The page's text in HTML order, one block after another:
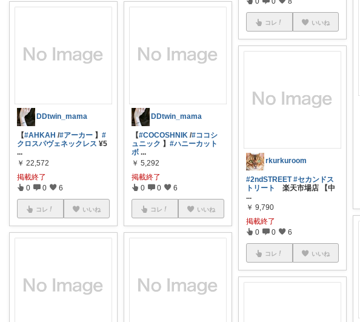
DDtwin_mama
【#AHKAH /#アーカー 】 #
クロスパヴェネックレス ¥5
...
￥ 22,572
掲載終了
0 0 6
コレ いいね
DDtwin_mama
【#COCOSHNIK /#ココシ
ュニック 】#ハニーカット
ボ ...
￥ 5,292
掲載終了
0 0 6
コレ いいね
コレ いいね
rkurkuroom
#2ndSTREET #セカンドス
トリート
楽天市場店 【中
...
￥ 9,790
掲載終了
0 0 6
コレ いいね